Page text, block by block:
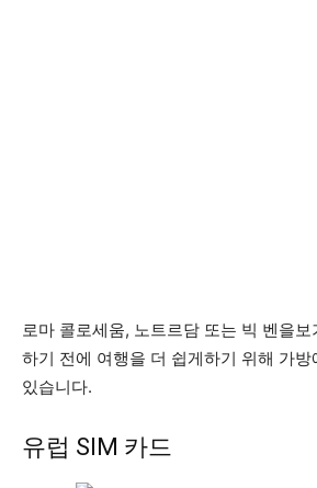
로마 콜로세움, 노트르담 또는 빅 벤을
하기 전에 여행을 더 쉽게하기 위해 가방
있습니다.
유럽 ​​SIM 카드